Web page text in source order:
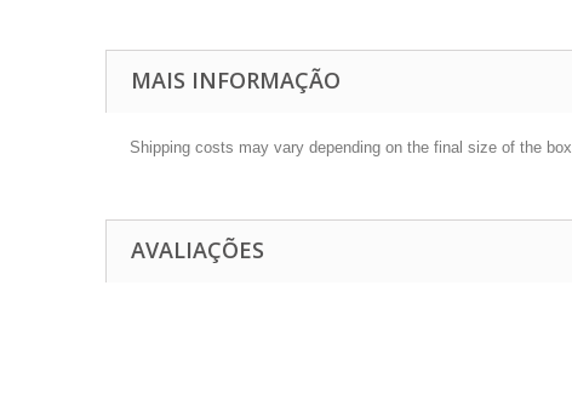
MAIS INFORMAÇÃO
Shipping costs may vary depending on the final size of the box
AVALIAÇÕES